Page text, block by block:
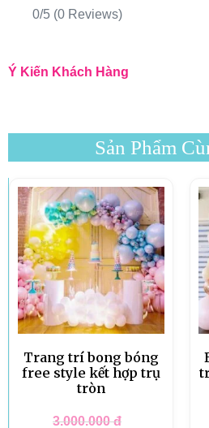
0/5 (0 Reviews)
Ý Kiến Khách Hàng
Sản Phẩm
Trang trí bong bóng
free style kết hợp trụ
tròn
3.000.000đ